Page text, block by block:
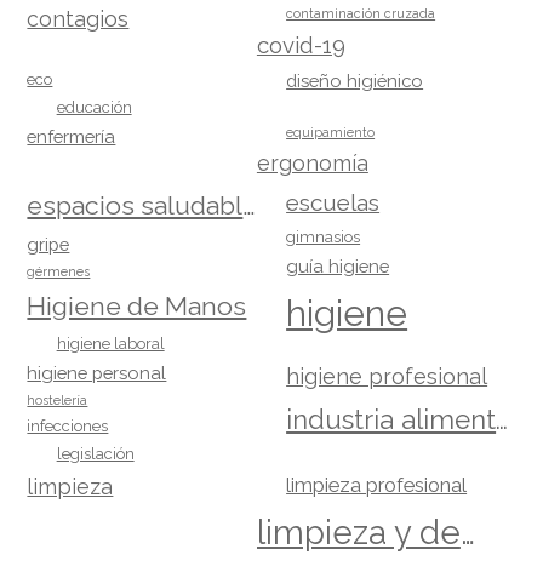
contagios contaminación cruzada
covid-19
diseño higiénico
eco
educación
enfermería equipamiento
ergonomía
escuelas
espacios saludables
gimnasios
gripe
guía higiene
gérmenes
higiene
Higiene de Manos
higiene laboral
higiene personal higiene profesional
hostelería
industria alimentaria
infecciones
legislación
limpieza limpieza profesional
limpieza y desinfección